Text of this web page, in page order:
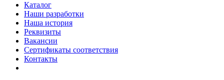
Каталог
Наши разработки
Наша история
Реквизиты
Вакансии
Сертификаты соответствия
Контакты